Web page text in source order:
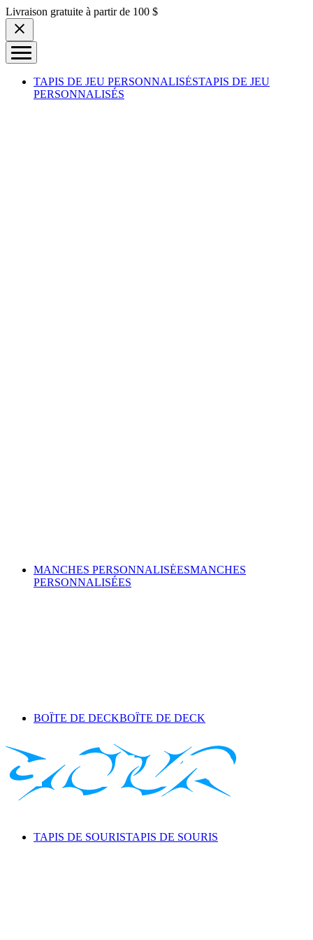
Skip to content
Livraison gratuite à partir de 100 $
TAPIS DE JEU PERSONNALISÉSTAPIS DE JEU
PERSONNALISÉS
MANCHES PERSONNALISÉESMANCHES
PERSONNALISÉES
BOÎTE DE DECKBOÎTE DE DECK
TAPIS DE SOURISTAPIS DE SOURIS